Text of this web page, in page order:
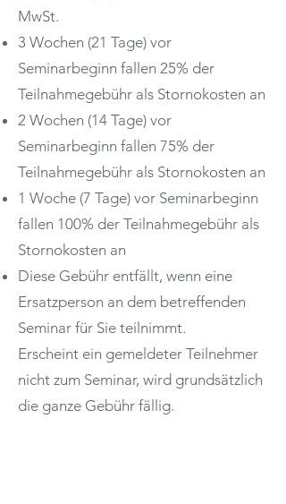
MwSt.
3 Wochen (21 Tage) vor
Seminarbeginn fallen 25% der
Teilnahmegebühr als Stornokosten an
2 Wochen (14 Tage) vor
Seminarbeginn fallen 75% der
Teilnahmegebühr als Stornokosten an
1 Woche (7 Tage) vor Seminarbeginn
fallen 100% der Teilnahmegebühr als
Stornokosten an
Diese Gebühr entfällt, wenn eine
Ersatzperson an dem betreffenden
Seminar für Sie teilnimmt.
Erscheint ein gemeldeter Teilnehmer
nicht zum Seminar, wird grundsätzlich
die ganze Gebühr fällig.